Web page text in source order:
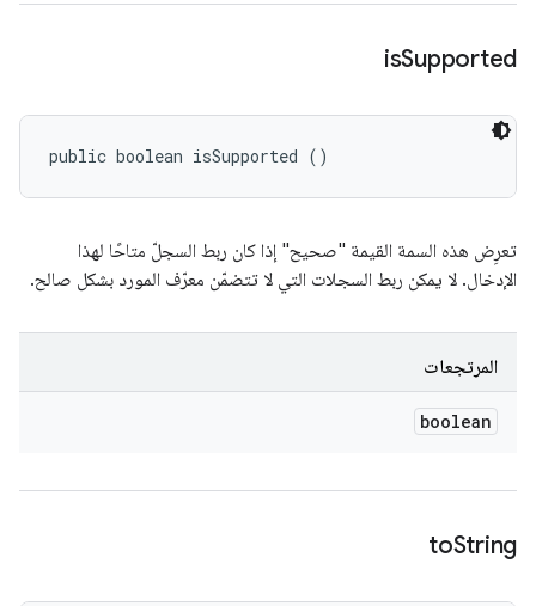
isSupported
public boolean isSupported ()
تعرِض هذه السمة القيمة "صحيح" إذا كان ربط السجلّ متاحًا لهذا
الإدخال. لا يمكن ربط السجلات التي لا تتضمّن معرّف المورد بشكل صالح.
المرتجعات
boolean
toString